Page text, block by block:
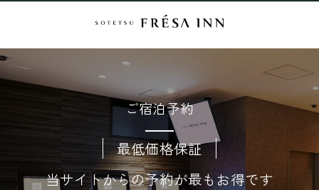
ご宿泊予約
最低価格保証
当サイトからの予約が最もお得です